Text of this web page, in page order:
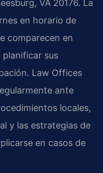
VA 20176. La
en horario de
comparecen en
sus
Law Offices
ante
locales,
y las estrategias de
en casos de